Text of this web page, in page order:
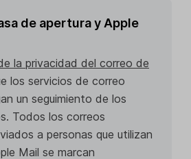
de apertura y Apple
la privacidad del correo de
los servicios de correo
un seguimiento de los
Todos los correos
a personas que utilizan
Mail se marcan